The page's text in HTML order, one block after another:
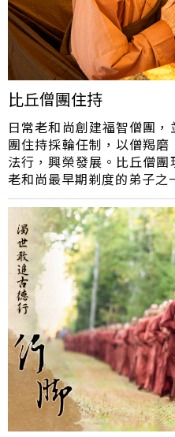
比丘僧團住持
日常老和尚創建福智僧團
團住持採輪任制，以僧羯
法行，興榮發展。比丘僧
老和尚最早期剃度的弟子之